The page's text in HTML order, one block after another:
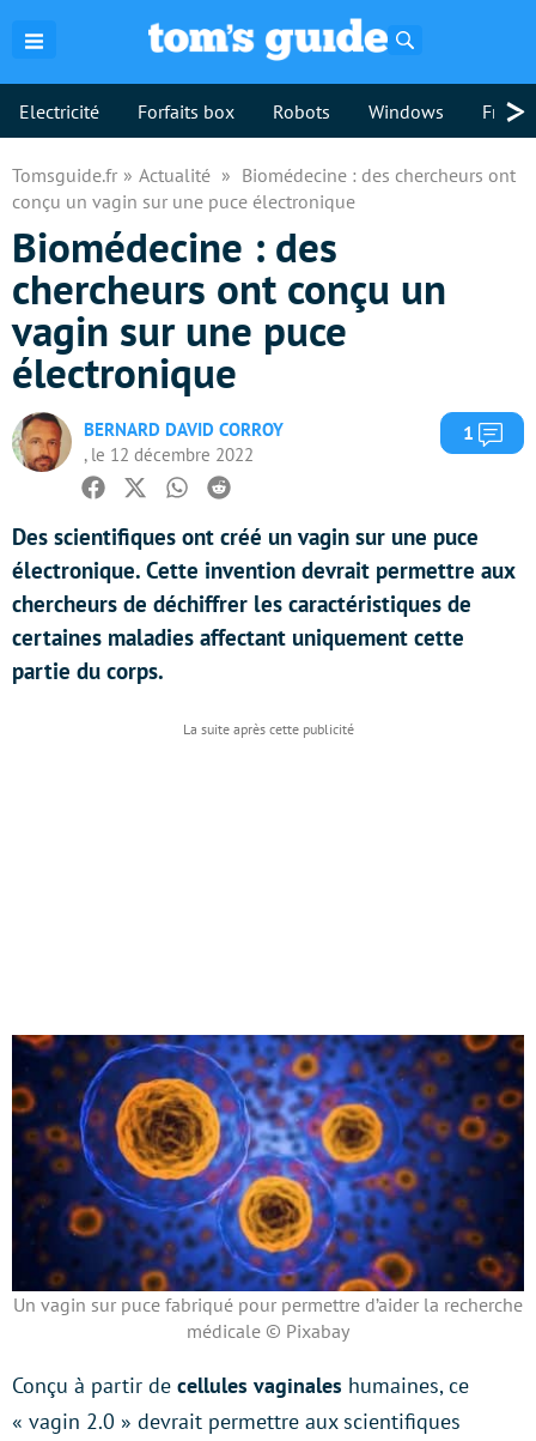
Electricité Forfaits box Robots Windows >
Tomsguide.fr Actualité
Biomédecine : des chercheurs ont
conçu un vagin sur une puce électronique
Biomédecine : des
chercheurs ont conçu un
vagin sur une puce
électronique
BERNARD DAVID CORROY
, le 12 décembre 2022
1
Facebook
TwitterWhatsapp
Reddit
Des scientifiques ont créé un vagin sur une puce
électronique. Cette invention devrait permettre aux
chercheurs de déchiffrer les caractéristiques de
certaines maladies affectant uniquement cette
partie du corps.
Un vagin sur puce fabriqué pour permettre d’aider la recherche
médicale © Pixabay
Conçu à partir de cellules vaginales humaines, ce
« vagin 2.0 » devrait permettre aux scientifiques